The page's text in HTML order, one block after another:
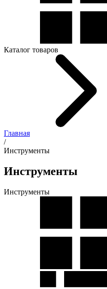
Каталог товаров
Главная
/
Инструменты
Инструменты
Инструменты